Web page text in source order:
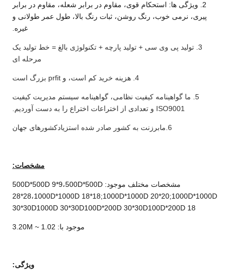
2. ویژگی ها: استحکام قوی، مقاوم در برابر شعله، مقاوم در برابر
پیری، نرمی خوب، رنگ روشن، ثبات رنگ بالا، طول عمر طولانی و
غیره.
3. تولید پی وی سی + تولید پارچه + تکنولوژی بالغ = خط تولید یک
مرحله ای
4. هزینه خرید کم است، و prfit بزرگ است
5. ما گواهینامه کیفیت نظامی، گواهینامه سیستم مدیریت کیفیت
ISO9001 و تعدادی از اختراعات اختراع را به دست آوردیم.
6. مابرزنت به کشور صادر شده استزیادکشورهای جهان
مشخصات:
مشخصات مختلف موجود: 500D*500D 9*9،500D*500D
28*28،1000D*1000D 18*18;1000D*1000D 20*20;1000D*1000D
30*30D1000D 30*30D100D*200D 30*30D100D*200D 18
موجود با: 1.02 ~ 3.20M
ویژگی: